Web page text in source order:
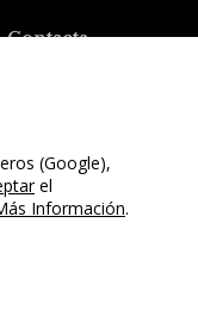
Contacta
(Google),
el
Información.